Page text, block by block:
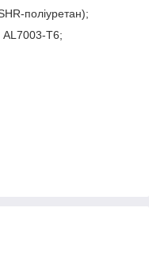
поліуретан);
AL7003-T6;